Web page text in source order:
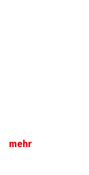
mehr